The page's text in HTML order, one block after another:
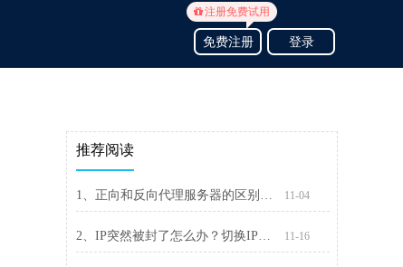
免费注册
注册免费试用
登录
推荐阅读
1、正向和反向代理服务器的区别是什么 11-04
2、IP突然被封了怎么办？切换IP解封最快 11-16